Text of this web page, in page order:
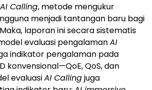
AI Calling, metode mengukur
menjadi tantangan baru bagi
laporan ini secara sistematis
evaluasi pengalamanAI
indikator pengalaman pada
konvensional—QoE, QoS, dan
evaluasiAI Callingjuga